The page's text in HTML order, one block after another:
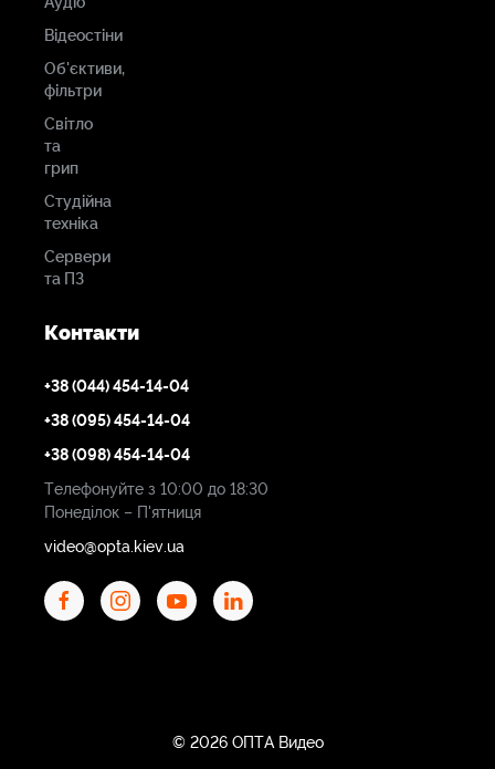
Відеостіни
Об'єктиви,
фільтри
Світло
та
грип
Студійна
техніка
Сервери
та ПЗ
Контакти
+38 (044) 454-14-04
+38 (095) 454-14-04
+38 (098) 454-14-04
Телефонуйте з 10:00 до 18:30
Понеділок – П'ятниця
video@opta.kiev.ua
© 2026 ОПТА Видео